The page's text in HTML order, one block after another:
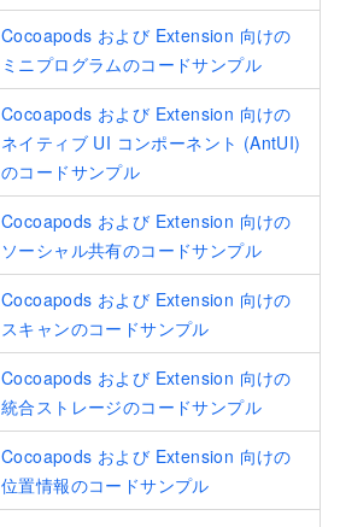
Cocoapods および Extension 向けの
ミニプログラムのコードサンプル
Cocoapods および Extension 向けの
ネイティブ UI コンポーネント (AntUI)
のコードサンプル
Cocoapods および Extension 向けの
ソーシャル共有のコードサンプル
Cocoapods および Extension 向けの
スキャンのコードサンプル
Cocoapods および Extension 向けの
統合ストレージのコードサンプル
Cocoapods および Extension 向けの
位置情報のコードサンプル